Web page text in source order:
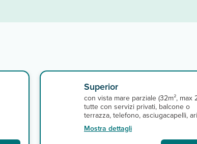
Superior
con vista mare parziale (32m², max
tutte con servizi privati, balcone o
terrazza, telefono, asciugacapelli,
condizionata, TV satellitare,
connessione Wi-Fi gratuita, cassetta
sicurezza. A pagamento, minibar.
Mostra dettagli